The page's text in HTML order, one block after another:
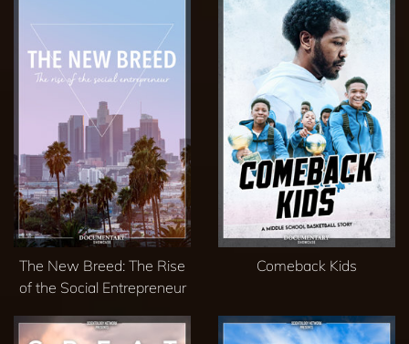
The New Breed: The Rise
of the Social Entrepreneur
Comeback Kids